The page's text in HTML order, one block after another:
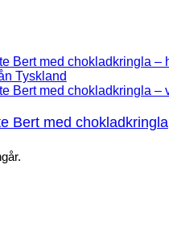
Bert med chokladkringla